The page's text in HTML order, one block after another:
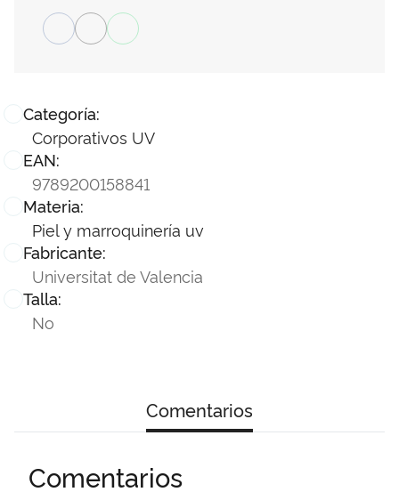
Categoría:
Corporativos UV
EAN:
9789200158841
Materia:
Piel y marroquinería uv
Fabricante:
Universitat de Valencia
Talla:
No
Comentarios
Comentarios